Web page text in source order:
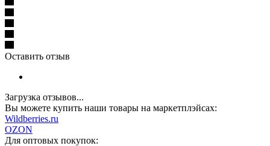
Оставить отзыв
Загрузка отзывов...
Вы можете купить наши товары на маркетплэйсах:
Wildberries.ru
OZON
Для оптовых покупок: